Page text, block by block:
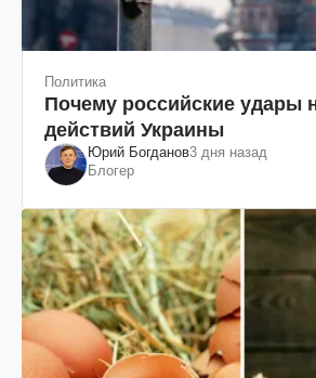
Политика
Почему российские удары
действий Украины
Юрий Богданов3 дня назад
Блогер